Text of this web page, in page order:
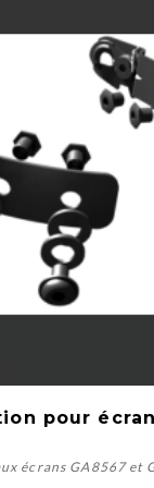
pour
écrans GA8567 et